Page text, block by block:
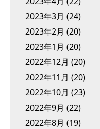
2023年3月 (24)
2023年2月 (20)
2023年1月 (20)
2022年12月 (20)
2022年11月 (20)
2022年10月 (23)
2022年9月 (22)
2022年8月 (19)